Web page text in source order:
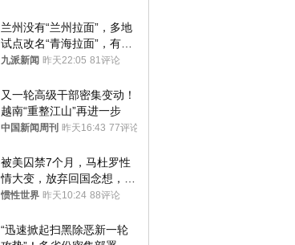
兰州没有“兰州拉面”，多地
试点改名“青海拉面”，有商
家改名已两年
九派新闻 昨天22:05 81评论
又一轮高级干部密集变动！
越南“重整江山”再进一步
中国新闻周刊 昨天16:43 77评论
被美囚禁7个月，马杜罗性
情大变，放弃回国念想，最
后嘱托已公开
惯性世界 昨天10:24 88评论
“迅速掀起扫黑除恶新一轮